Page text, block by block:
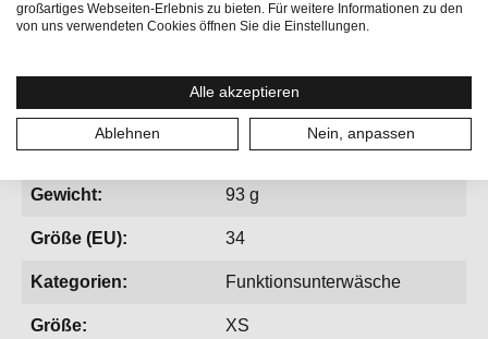
Sommeraktivitäten
Aktivitäten: Bergsport, Lifestyle
Geschlecht: Damen
Gewicht: 93 g
Größe (EU): 34
Kategorien: Funktionsunterwäsche
Größe: XS
großartiges Webseiten-Erlebnis zu bieten. Für weitere Informationen zu den
von uns verwendeten Cookies öffnen Sie die Einstellungen.
Alle akzeptieren
Ablehnen Nein, anpassen